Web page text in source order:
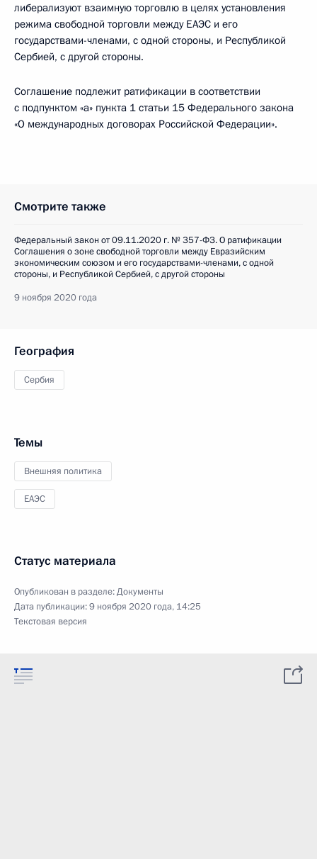
либерализуют взаимную торговлю в целях установления
режима свободной торговли между ЕАЭС и его
государствами-членами, с одной стороны, и Республикой
Сербией, с другой стороны.
Соглашение подлежит ратификации в соответствии
с подпунктом «а» пункта 1 статьи 15 Федерального закона
«О международных договорах Российской Федерации».
Смотрите также
Федеральный закон от 09.11.2020 г. № 357-ФЗ. О ратификации
Соглашения о зоне свободной торговли между Евразийским
экономическим союзом и его государствами-членами, с одной
стороны, и Республикой Сербией, с другой стороны
9 ноября 2020 года
География
Сербия
Темы
Внешняя политика
ЕАЭС
Статус материала
Опубликован в разделе:Документы
Дата публикации:9 ноября 2020 года, 14:25
Текстовая версия